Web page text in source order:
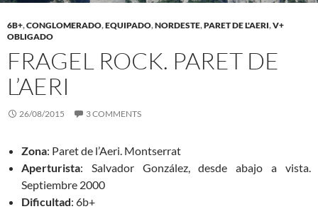
6B+,CONGLOMERADO,EQUIPADO,NORDESTE,PARET DE L'AERI,V+
OBLIGADO
FRAGEL ROCK. PARET DE
L’AERI
26/08/2015 3 COMMENTS
Zona: Paret de l’Aeri. Montserrat
Aperturista: Salvador González, desde abajo a vista.
Septiembre 2000
Dificultad: 6b+